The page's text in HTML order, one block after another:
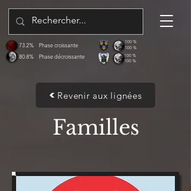
80.8%
73.2%
Phase décroissante
Phase croissante
100 %
100 %
100 %
100 %
Revenir aux lignées
Familles